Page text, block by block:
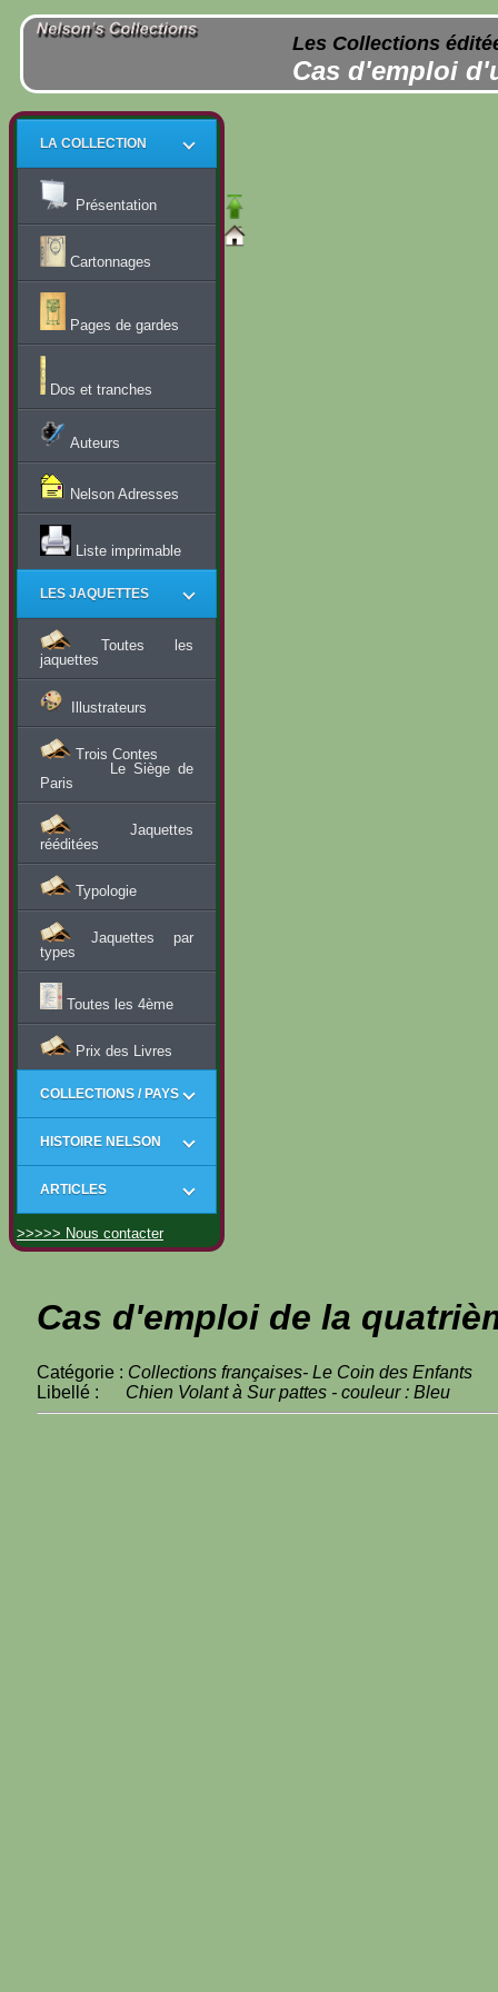
Les Collections
Cas d'emploi
LA COLLECTION
Présentation
Cartonnages
Pages de gardes
Dos et tranches
Auteurs
Nelson Adresses
Liste imprimable
LES JAQUETTES
Toutes les
jaquettes
Illustrateurs
Trois Contes
Le Siège de
Paris
Jaquettes
rééditées
Typologie
Jaquettes par
types
Toutes les 4ème
Prix des Livres
COLLECTIONS / PAYS
HISTOIRE NELSON
ARTICLES
>>>>> Nous contacter
Cas d'emploi de la
Catégorie : Collections françaises- Le Coin des Enfants
Libellé : Chien Volant à Sur pattes - couleur : Bleu